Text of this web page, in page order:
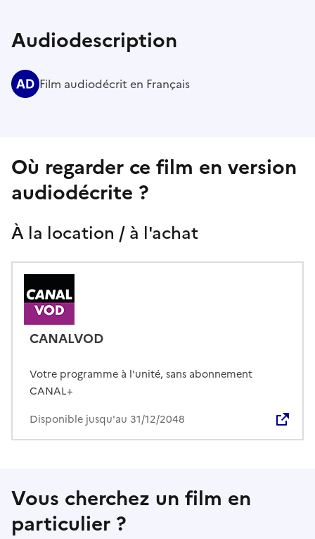
Audiodescription
Film audiodécrit en Français
Où regarder ce film en version
audiodécrite ?
À la location / à l'achat
CANALVOD
Votre programme à l'unité, sans abonnement
CANAL+
Disponible jusqu'au 31/12/2048
Vous cherchez un film en
particulier ?